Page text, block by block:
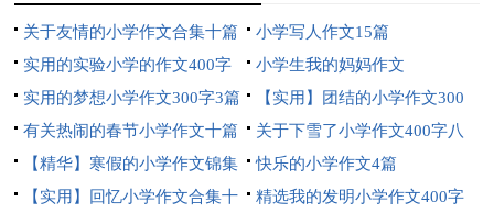
关于友情的小学作文合集十篇
小学写人作文15篇
实用的实验小学的作文400字
四篇
小学生我的妈妈作文
实用的梦想小学作文300字3篇
【实用】团结的小学作文300
字4篇
有关热闹的春节小学作文十篇
关于下雪了小学作文400字八
篇
【精华】寒假的小学作文锦集
六篇
快乐的小学作文4篇
【实用】回忆小学作文合集十
精选我的发明小学作文400字